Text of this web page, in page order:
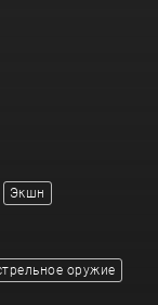
Экшн
оружие